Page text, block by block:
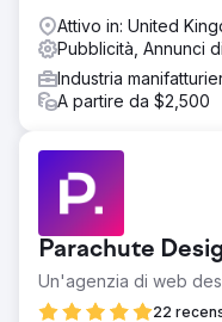
Attivo in: United
Pubblicità, Annunci
Industria
A partire da $2,500
Parachute
Un'agenzia di web
22